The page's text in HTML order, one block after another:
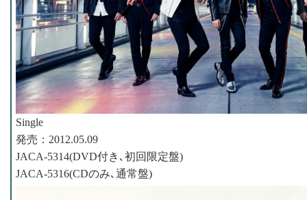
Single
発売：2012.05.09
JACA-5314(DVD付き､初回限定盤)
JACA-5316(CDのみ､通常盤)